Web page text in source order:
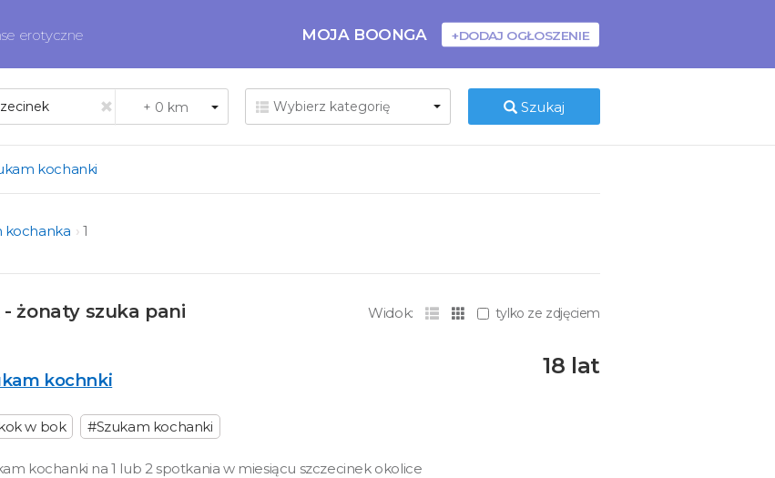
erotyczne MOJA BOONGA +DODAJ OGŁOSZENIE
Szukaj
kochanki
kochanka 1
Widok: tylko ze zdjęciem
żonaty szuka pani
kochnki
w bok #Szukam kochanki
kochanki na 1 lub 2 spotkania w miesiącu szczecinek okolice
18 lat